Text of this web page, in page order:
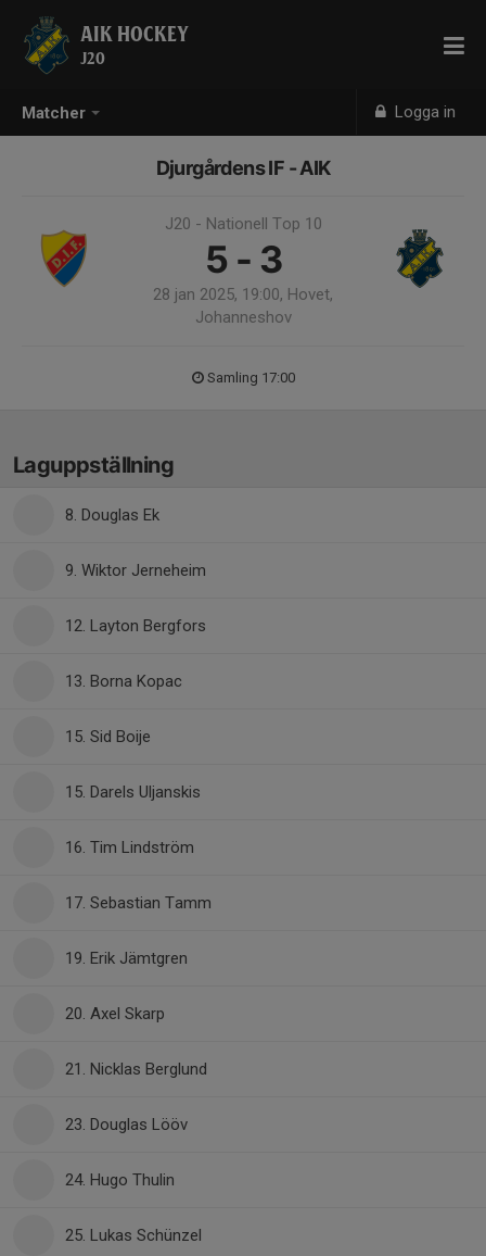
Matcher Logga in
AIK HOCKEY
J20
Djurgårdens IF - AIK
J20 - Nationell Top 10
5 - 3
28 jan 2025, 19:00, Hovet,
Johanneshov
Samling 17:00
Laguppställning
8. Douglas Ek
9. Wiktor Jerneheim
12. Layton Bergfors
13. Borna Kopac
15. Sid Boije
15. Darels Uljanskis
16. Tim Lindström
17. Sebastian Tamm
19. Erik Jämtgren
20. Axel Skarp
21. Nicklas Berglund
23. Douglas Lööv
24. Hugo Thulin
25. Lukas Schünzel